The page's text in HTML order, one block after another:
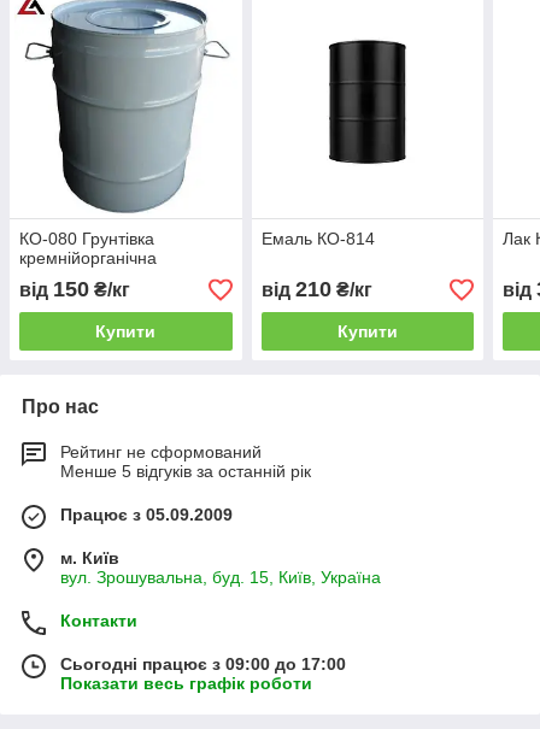
КО-080 Грунтівка
кремнійорганічна
від 150 ₴/кг
Купити
Емаль КО-814
від 210₴/кг
Купити
Лак
від
Про нас
Рейтинг не сформований
Менше 5 відгуків за останній рік
Працює з 05.09.2009
м. Київ
вул. Зрошувальна, буд. 15, Київ, Україна
Контакти
Сьогодні працює з 09:00 до 17:00
Показати весь графік роботи